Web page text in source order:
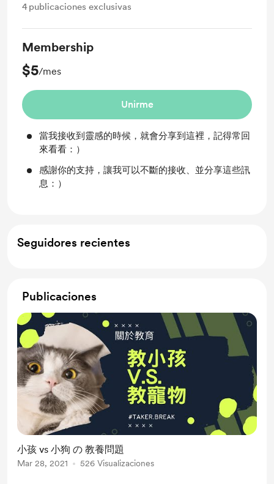
4publicaciones exclusivas
Membership
$5/mes
Unirme
當我接收到靈感的時候，就會分享到這裡，記得常回
來看看：）
感謝你的支持，讓我可以不斷的接收、並分享這些訊
息：）
Seguidores recientes
Publicaciones
小孩 vs 小狗 の 教養問題
Mar 28, 2021 526 Visualizaciones